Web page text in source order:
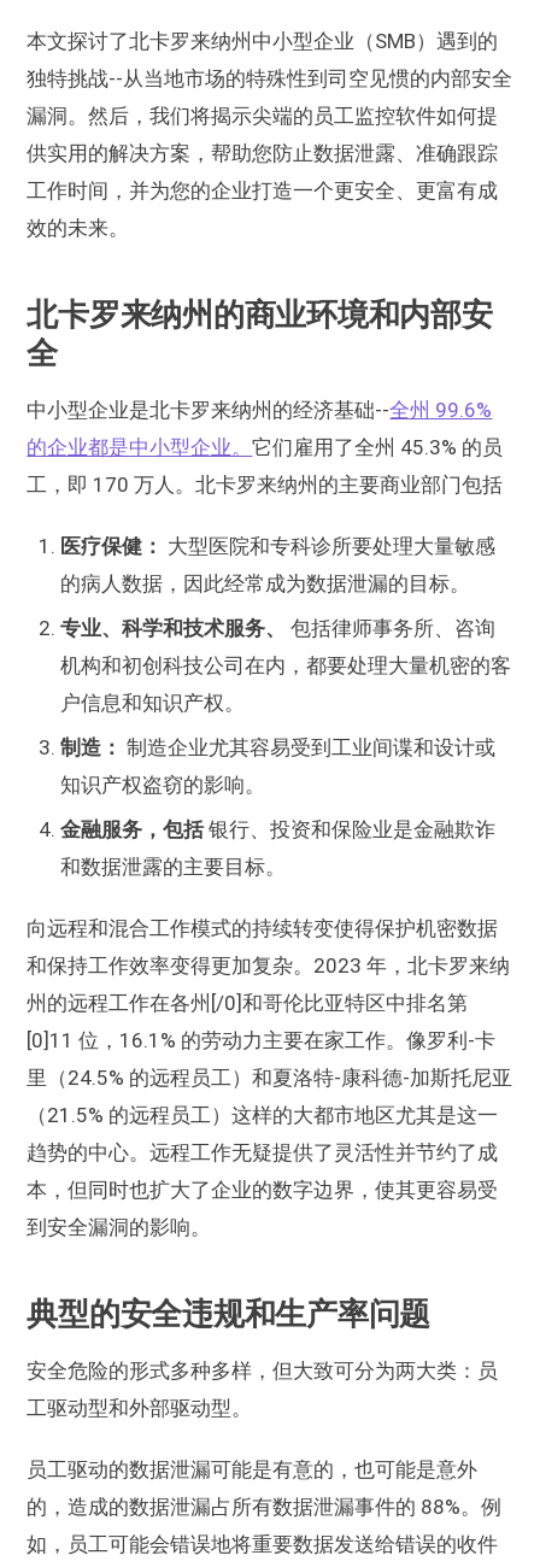
本文探讨了北卡罗来纳州中小型企业（SMB）遇到的
独特挑战--从当地市场的特殊性到司空见惯的内部安全
漏洞。然后，我们将揭示尖端的员工监控软件如何提
供实用的解决方案，帮助您防止数据泄露、准确跟踪
工作时间，并为您的企业打造一个更安全、更富有成
效的未来。
北卡罗来纳州的商业环境和内部安
全
中小型企业是北卡罗来纳州的经济基础--全州 99.6%
的企业都是中小型企业。它们雇用了全州 45.3% 的员
工，即 170 万人。北卡罗来纳州的主要商业部门包括
医疗保健： 大型医院和专科诊所要处理大量敏感
的病人数据，因此经常成为数据泄漏的目标。
专业、科学和技术服务、包括律师事务所、咨询
机构和初创科技公司在内，都要处理大量机密的客
户信息和知识产权。
制造：制造企业尤其容易受到工业间谍和设计或
知识产权盗窃的影响。
金融服务，包括银行、投资和保险业是金融欺诈
和数据泄露的主要目标。
向远程和混合工作模式的持续转变使得保护机密数据
和保持工作效率变得更加复杂。2023 年，北卡罗来纳
州的远程工作在各州[/0]和哥伦比亚特区中排名第
[0]11 位，16.1% 的劳动力主要在家工作。像罗利-卡
里（24.5% 的远程员工）和夏洛特-康科德-加斯托尼亚
（21.5% 的远程员工）这样的大都市地区尤其是这一
趋势的中心。远程工作无疑提供了灵活性并节约了成
本，但同时也扩大了企业的数字边界，使其更容易受
到安全漏洞的影响。
典型的安全违规和生产率问题
安全危险的形式多种多样，但大致可分为两大类：员
工驱动型和外部驱动型。
员工驱动的数据泄漏可能是有意的，也可能是意外
的，造成的数据泄漏占所有数据泄漏事件的 88%。例
如，员工可能会错误地将重要数据发送给错误的收件